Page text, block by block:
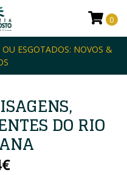
OU ESGOTADOS: NOVOS &
0
DO RIO